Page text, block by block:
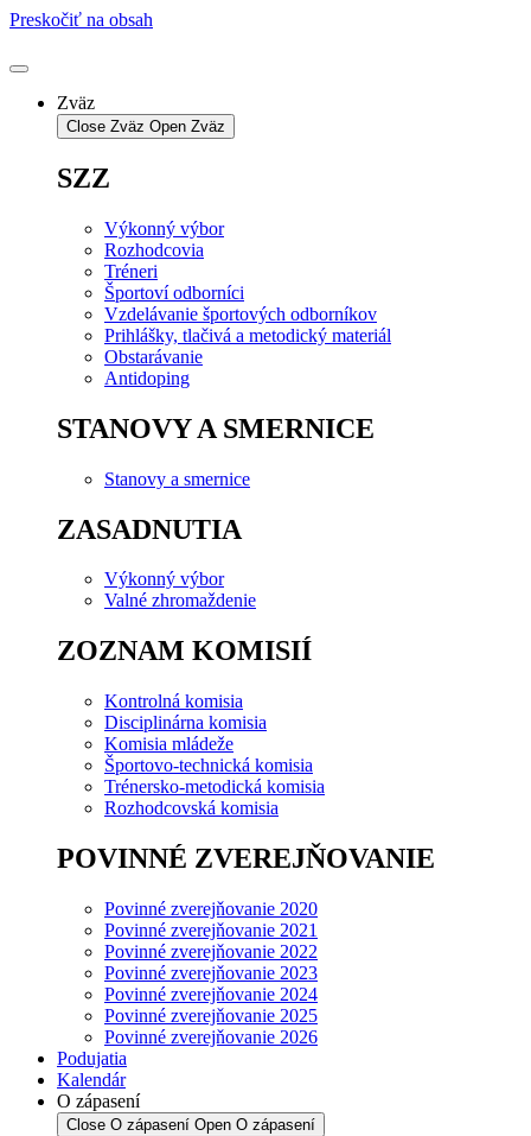
Preskočiť na obsah
Zväz
Close Zväz Open Zväz
SZZ
Výkonný výbor
Rozhodcovia
Tréneri
Športoví odborníci
Vzdelávanie športových odborníkov
Prihlášky, tlačivá a metodický materiál
Obstarávanie
Antidoping
STANOVY A SMERNICE
Stanovy a smernice
ZASADNUTIA
Výkonný výbor
Valné zhromaždenie
ZOZNAM KOMISIÍ
Kontrolná komisia
Disciplinárna komisia
Komisia mládeže
Športovo-technická komisia
Trénersko-metodická komisia
Rozhodcovská komisia
POVINNÉ ZVEREJŇOVANIE
Povinné zverejňovanie 2020
Povinné zverejňovanie 2021
Povinné zverejňovanie 2022
Povinné zverejňovanie 2023
Povinné zverejňovanie 2024
Povinné zverejňovanie 2025
Povinné zverejňovanie 2026
Podujatia
Kalendár
O zápasení
Close O zápasení Open O zápasení